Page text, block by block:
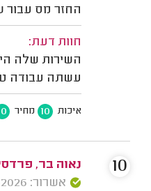
החזר מס עבור
חוות דעת:
השירות שלה
עשתה עבודה
איכות 10 מחיר
נאוה בר,
אשרור: 10/03/2026
10